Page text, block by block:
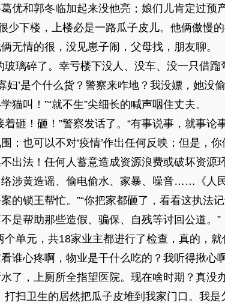
优和郭冬临加起来没他亮；娘们儿肯定过预
少下楼，上楼必是一路瓜子皮儿。他俩傲慢
无情的很，没见崽子闹，父母找，朋友聊。
璃碎了。幸亏楼下没人、没车、没一只借蹓
妇’是个什么货？警察来咋地？我没嫖，她
叫！”“就不生”尖细长的喊声咽住丈夫。
着砸！砸！”警察发话了。“有事说事，就事
；也可以不对‘疫情’作出任何反映；但是，你
出法！任何人蓄意造成资源浪费或破坏资源
涉黄造谣、偷电偷水、家暴、噪音……《人
的锁王帮忙。”“你把家都砸了，看看这执法
是帮助那些造假、骗保、自残等讨回公道。”
个单元，共18家业主都进行了检查，真的，
心疼啊，物业是干什么吃的？我听得揪心
了，上厕所全指望医院。现在啥时期？真没办
打扫卫生的居然把瓜子皮堆到我家门口。